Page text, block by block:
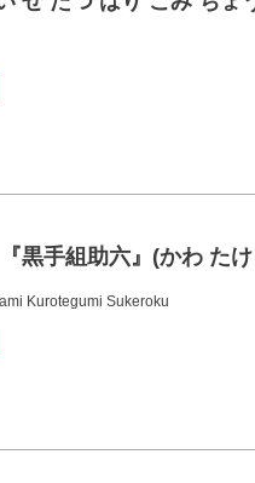
黒手組助六』(かわ た
Kurotegumi Sukeroku